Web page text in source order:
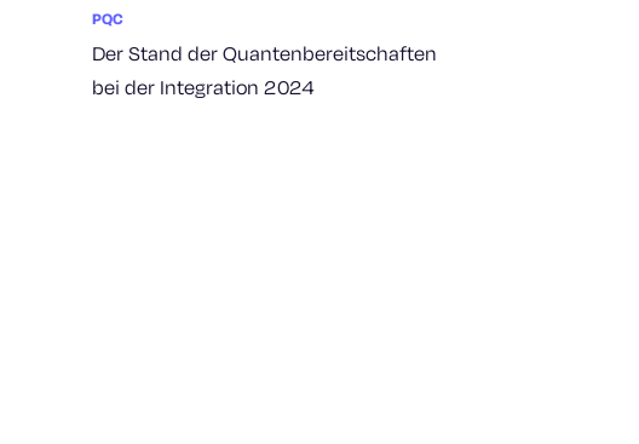
PQC
Der Stand der Quantenbereitschaften
bei der Integration 2024